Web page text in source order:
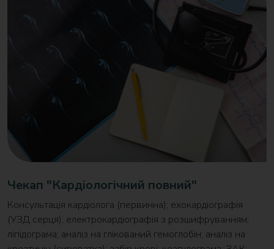
Чекап "Кардіологічний повний"
Консультація кардіолога (первинна); ехокардіографія
(УЗД серця); електрокардіографія з розшифруванням;
ліпідограма; аналіз на глікований гемоглобін; аналіз на